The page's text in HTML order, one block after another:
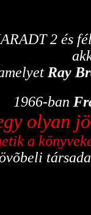
2 és
Ray
1966-ban
olyan
a